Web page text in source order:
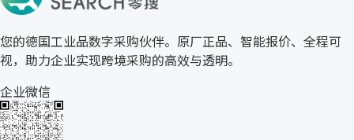
您的德国工业品数字采购伙伴。原厂正品、智能报价、全程可
视，助力企业实现跨境采购的高效与透明。
企业微信